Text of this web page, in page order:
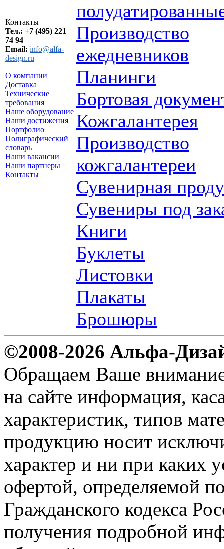
Контакты
Тел.: +7 (495) 221
74 94
Email: info@alfa-
design.ru
О компании
Доставка
Технические
требования
Наше оборудование
Наши достижения
Портфолио
Полиграфический
словарь
Наши вакансии
Наши партнеры
Контакты
Производство
ежедневников
Планинги
Бортовая
Кожгалантерея
Производство
кожгалантереи
Сувенирная
Сувениры под
Книги
Буклеты
Листовки
Плакаты
Брошюры
©2008-2026 Альфа-
Обращаем Ваше внимание
на сайте информация,
характеристик, типов
продукцию носит
характер и ни при каких
офертой, определяемой
Гражданского кодекса
получения подробной